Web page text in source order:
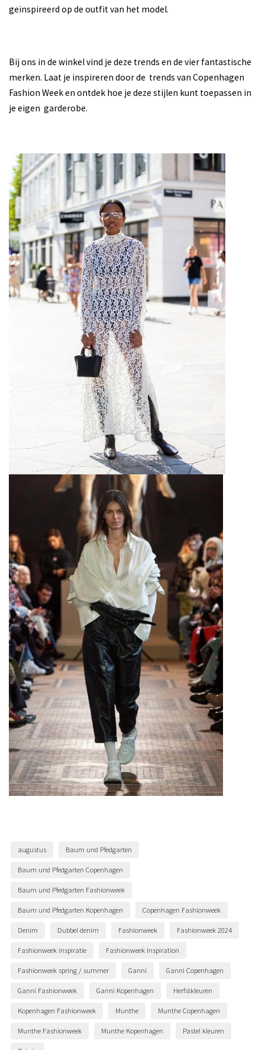
geïnspireerd op de outfit van het model.
Bij ons in de winkel vind je deze trends en de vier fantastische
merken. Laat je inspireren door de trends van Copenhagen
Fashion Week en ontdek hoe je deze stijlen kunt toepassen in
je eigen garderobe.
augustus Baum und Pfedgarten
Baum und Pfedgarten Copenhagen
Baum und Pfedgarten Fashionweek
Baum und Pfedgarten Kopenhagen Copenhagen Fashionweek
Denim Dubbel denim Fashionweek Fashionweek 2024
Fashionweek inspiratie Fashionweek Inspiration
Fashionweek spring / summer Ganni Ganni Copenhagen
Ganni Fashionweek Ganni Kopenhagen Herfstkleuren
Kopenhagen Fashionweek Munthe Munthe Copenhagen
Munthe Fashionweek Munthe Kopenhagen Pastel kleuren